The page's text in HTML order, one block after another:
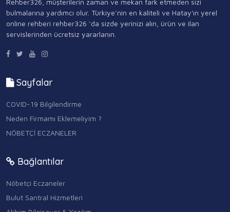
Rehber326, müşterilerin zaman ve mekan fark etmeden sizi
bulmalarına yardımcı olur. Türkiye’nin en kaliteli ve Hatay'ın yerel
online rehberi rehber326 ‘da sizde yerinizi alın, ürün ve ilan
servislerinden ücretsiz yararlanın.
Sayfalar
COVID-19 Bilgilendirme
Neden Firmamı Eklemeliyim ?
NÖBETÇİ ECZANELER
Bağlantılar
Nöbetçi Eczaneler
Bulut Santral Hizmetleri